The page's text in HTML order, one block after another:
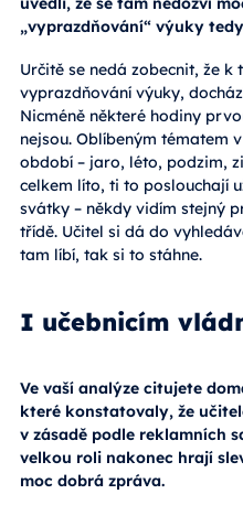
„vyprazdňování“ výuky
Určitě se nedá zobecnit, že k
vyprazdňování výuky,
Nicméně některé hodiny
nejsou. Oblíbeným tématem
období – jaro, léto, podzim,
celkem líto, ti to poslouchají
svátky – někdy vidím stejný
třídě. Učitel si dá do
tam líbí, tak si to stáhne.
I učebnicím
Ve vaší analýze citujete
které konstatovaly, že
v zásadě podle reklamních
velkou roli nakonec hrají
moc dobrá zpráva.